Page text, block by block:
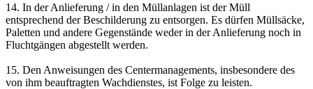
14. In der Anlieferung / in den Müllanlagen ist der Müll
entsprechend der Beschilderung zu entsorgen. Es dürfen Müllsäcke,
Paletten und andere Gegenstände weder in der Anlieferung noch in
Fluchtgängen abgestellt werden.
15. Den Anweisungen des Centermanagements, insbesondere des
von ihm beauftragten Wachdienstes, ist Folge zu leisten.